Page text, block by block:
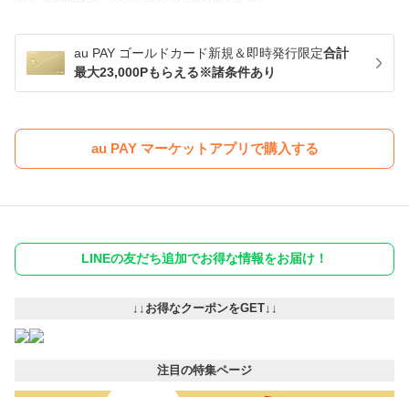
au PAY ゴールドカード新規＆即時発行限定合計
最大23,000Pもらえる※諸条件あり
au PAY マーケットアプリで購入する
LINEの友だち追加でお得な情報をお届け！
↓↓お得なクーポンをGET↓↓
注目の特集ページ